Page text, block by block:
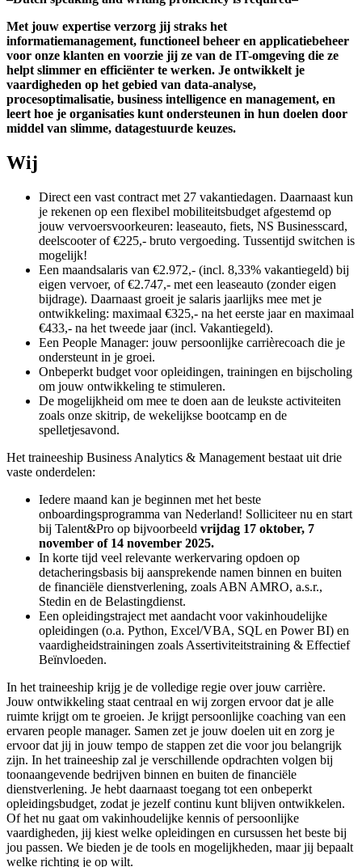
Met jouw expertise verzorg jij straks het
informatiemanagement, functioneel beheer en applicatiebeheer
voor onze klanten en voorzie jij ze van de IT-omgeving die ze
helpt slimmer en efficiënter te werken. Je ontwikkelt je
vaardigheden op het gebied van data-analyse,
procesoptimalisatie, business intelligence en management, en
leert hoe je organisaties kunt ondersteunen in hun doelen door
middel van slimme, datagestuurde keuzes.
Wij
Direct een vast contract met 27 vakantiedagen. Daarnaast kun
je rekenen op een flexibel mobiliteitsbudget afgestemd op
jouw vervoersvoorkeuren: leaseauto, fiets, NS Businesscard,
deelscooter of €225,- bruto vergoeding. Tussentijd switchen is
mogelijk!
Een maandsalaris van €2.972,- (incl. 8,33% vakantiegeld) bij
eigen vervoer, of €2.747,- met een leaseauto (zonder eigen
bijdrage). Daarnaast groeit je salaris jaarlijks mee met je
ontwikkeling: maximaal €325,- na het eerste jaar en maximaal
€433,- na het tweede jaar (incl. Vakantiegeld).
Een People Manager: jouw persoonlijke carrièrecoach die je
ondersteunt in je groei.
Onbeperkt budget voor opleidingen, trainingen en bijscholing
om jouw ontwikkeling te stimuleren.
De mogelijkheid om mee te doen aan de leukste activiteiten
zoals onze skitrip, de wekelijkse bootcamp en de
spelletjesavond.
Het traineeship Business Analytics & Management bestaat uit drie
vaste onderdelen:
Iedere maand kan je beginnen met het beste
onboardingsprogramma van Nederland! Solliciteer nu en start
bij Talent&Pro op bijvoorbeeld vrijdag 17 oktober, 7
november of 14 november 2025.
In korte tijd veel relevante werkervaring opdoen op
detacheringsbasis bij aansprekende namen binnen en buiten
de financiële dienstverlening, zoals ABN AMRO, a.s.r.,
Stedin en de Belastingdienst.
Een opleidingstraject met aandacht voor vakinhoudelijke
opleidingen (o.a. Python, Excel/VBA, SQL en Power BI) en
vaardigheidstrainingen zoals Assertiviteitstraining & Effectief
Beïnvloeden.
In het traineeship krijg je de volledige regie over jouw carrière.
Jouw ontwikkeling staat centraal en wij zorgen ervoor dat je alle
ruimte krijgt om te groeien. Je krijgt persoonlijke coaching van een
ervaren people manager. Samen zet je jouw doelen uit en zorg je
ervoor dat jij in jouw tempo de stappen zet die voor jou belangrijk
zijn. In het traineeship zal je verschillende opdrachten volgen bij
toonaangevende bedrijven binnen en buiten de financiële
dienstverlening. Je hebt daarnaast toegang tot een onbeperkt
opleidingsbudget, zodat je jezelf continu kunt blijven ontwikkelen.
Of het nu gaat om vakinhoudelijke kennis of persoonlijke
vaardigheden, jij kiest welke opleidingen en cursussen het beste bij
jou passen. We bieden je de tools en mogelijkheden, maar jij bepaalt
welke richting je op wilt.